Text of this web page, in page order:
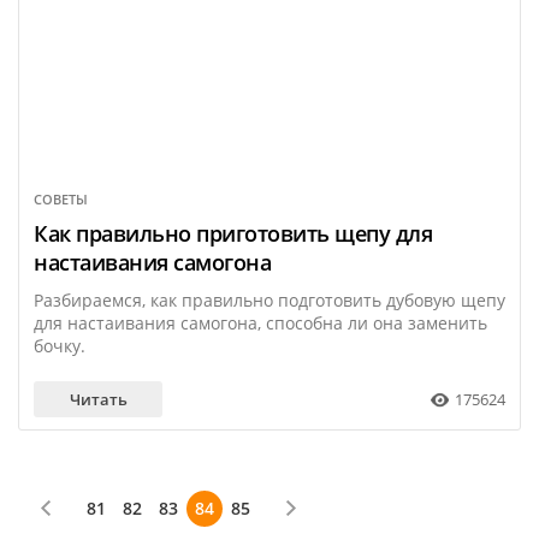
СОВЕТЫ
Как правильно приготовить щепу для
настаивания самогона
Разбираемся, как правильно подготовить дубовую щепу
для настаивания самогона, способна ли она заменить
бочку.
Читать 175624
81 82 83 84 85